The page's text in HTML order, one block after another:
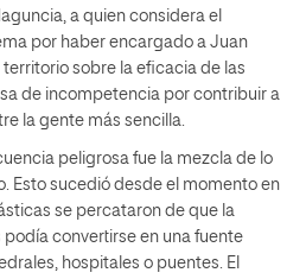
a quien considera el
por haber encargado a Juan
territorio sobre la eficacia de las
de incompetencia por contribuir a
la gente más sencilla.
peligrosa fue la mezcla de lo
Esto sucedió desde el momento en
se percataron de que la
convertirse en una fuente
hospitales o puentes. El